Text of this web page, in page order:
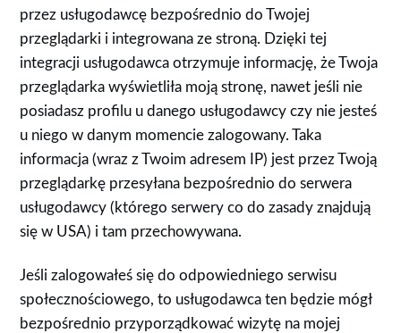
przez usługodawcę bezpośrednio do Twojej
przeglądarki i integrowana ze stroną. Dzięki tej
integracji usługodawca otrzymuje informację, że Twoja
przeglądarka wyświetliła moją stronę, nawet jeśli nie
posiadasz profilu u danego usługodawcy czy nie jesteś
u niego w danym momencie zalogowany. Taka
informacja (wraz z Twoim adresem IP) jest przez Twoją
przeglądarkę przesyłana bezpośrednio do serwera
usługodawcy (którego serwery co do zasady znajdują
się w USA) i tam przechowywana.
Jeśli zalogowałeś się do odpowiedniego serwisu
społecznościowego, to usługodawca ten będzie mógł
bezpośrednio przyporządkować wizytę na mojej